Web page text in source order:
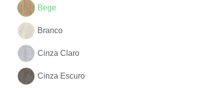
Bege
Branco
Cinza Claro
Cinza Escuro